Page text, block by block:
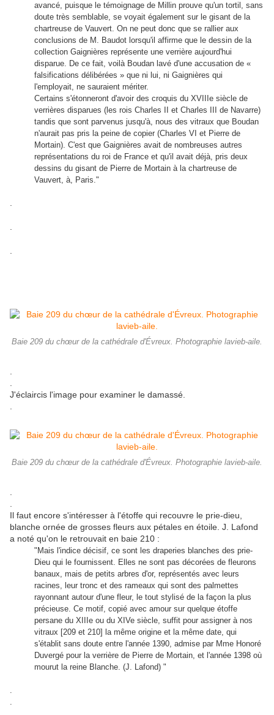
avancé, puisque le témoignage de Millin prouve qu'un tortil, sans
doute très semblable, se voyait également sur le gisant de la
chartreuse de Vauvert. On ne peut donc que se rallier aux
conclusions de M. Baudot lorsqu'il affirme que le dessin de la
collection Gaignières représente une verrière aujourd'hui
disparue. De ce fait, voilà Boudan lavé d'une accusation de «
falsifications délibérées » que ni lui, ni Gaignières qui
l'employait, ne sauraient mériter.
Certains s'étonneront d'avoir des croquis du XVIIIe siècle de
verrières disparues (les rois Charles II et Charles III de Navarre)
tandis que sont parvenus jusqu'à, nous des vitraux que Boudan
n'aurait pas pris la peine de copier (Charles VI et Pierre de
Mortain). C'est que Gaignières avait de nombreuses autres
représentations du roi de France et qu'il avait déjà, pris deux
dessins du gisant de Pierre de Mortain à la chartreuse de
Vauvert, à, Paris."
Baie 209 du chœur de la cathédrale d'Évreux. Photographie lavieb-aile.
J'éclaircis l'image pour examiner le damassé.
Baie 209 du chœur de la cathédrale d'Évreux. Photographie lavieb-aile.
Il faut encore s'intéresser à l'étoffe qui recouvre le prie-dieu,
blanche ornée de grosses fleurs aux pétales en étoile. J. Lafond
a noté qu'on le retrouvait en baie 210 :
"Mais l'indice décisif, ce sont les draperies blanches des prie-
Dieu qui le fournissent. Elles ne sont pas décorées de fleurons
banaux, mais de petits arbres d'or, représentés avec leurs
racines, leur tronc et des rameaux qui sont des palmettes
rayonnant autour d'une fleur, le tout stylisé de la façon la plus
précieuse. Ce motif, copié avec amour sur quelque étoffe
persane du XIIIe ou du XIVe siècle, suffit pour assigner à nos
vitraux [209 et 210] la même origine et la même date, qui
s'établit sans doute entre l'année 1390, admise par Mme Honoré
Duvergé pour la verrière de Pierre de Mortain, et l'année 1398 où
mourut la reine Blanche. (J. Lafond) "
.
.